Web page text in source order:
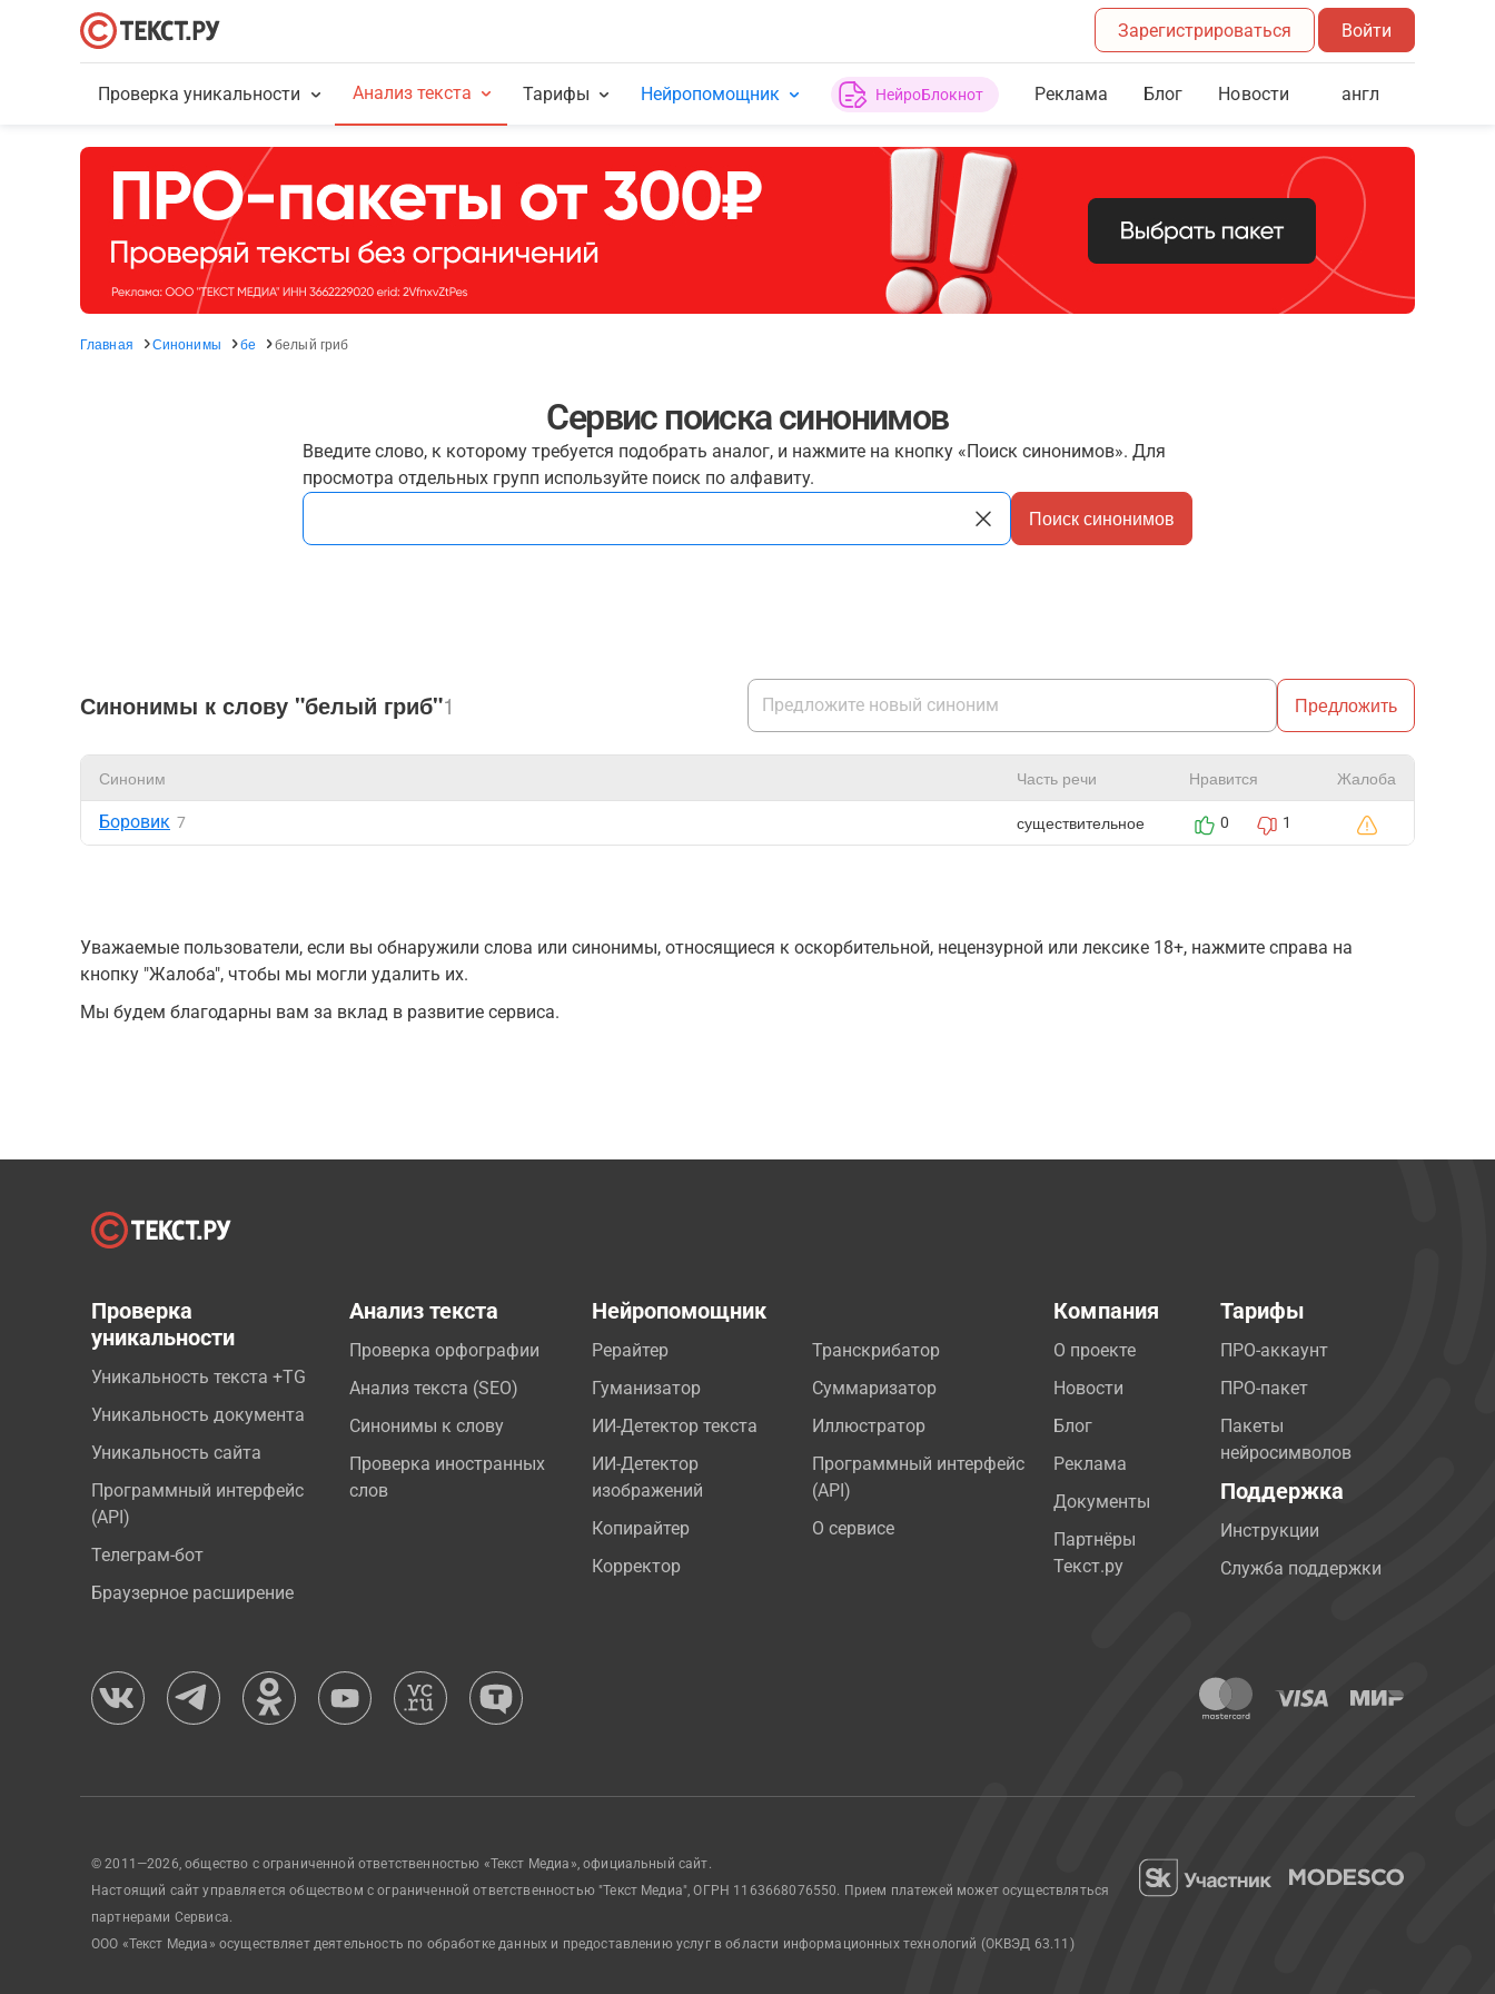
Зарегистрироваться Войти
Проверка уникальности Анализ текста Тарифы Нейропомощник НейроБлокнот Реклама Блог Новости англ
Главная Синонимы бе белый гриб
Сервис поиска синонимов
Введите слово, к которому требуется подобрать аналог, и нажмите на кнопку «Поиск синонимов». Для
просмотра отдельных групп используйте поиск по алфавиту.
Поиск синонимов
Синонимы к слову "белый гриб"1 Предложить
Синоним Часть речи Нравится Жалоба
Боровик 7 существительное 0 1
Уважаемые пользователи, если вы обнаружили слова или синонимы, относящиеся к оскорбительной, нецензурной или лексике 18+, нажмите справа на
кнопку "Жалоба", чтобы мы могли удалить их.
Мы будем благодарны вам за вклад в развитие сервиса.
Проверка
уникальности
Уникальность текста +TG
Уникальность документа
Уникальность сайта
Программный интерфейс
(API)
Телеграм-бот
Браузерное расширение
Анализ текста
Проверка орфографии
Анализ текста (SEO)
Синонимы к слову
Проверка иностранных
слов
Нейропомощник
Рерайтер
Гуманизатор
ИИ-Детектор текста
ИИ-Детектор
изображений
Копирайтер
Корректор
Транскрибатор
Суммаризатор
Иллюстратор
Программный интерфейс
(API)
О сервисе
Компания
О проекте
Новости
Блог
Реклама
Документы
Партнёры
Текст.ру
Тарифы
ПРО-аккаунт
ПРО-пакет
Пакеты
нейросимволов
Поддержка
Инструкции
Служба поддержки
© 2011—2026, общество с ограниченной ответственностью «Текст Медиа», официальный сайт.
Настоящий сайт управляется обществом с ограниченной ответственностью "Текст Медиа", ОГРН 1163668076550. Прием платежей может осуществляться
партнерами Сервиса.
ООО «Текст Медиа» осуществляет деятельность по обработке данных и предоставлению услуг в области информационных технологий (ОКВЭД 63.11)